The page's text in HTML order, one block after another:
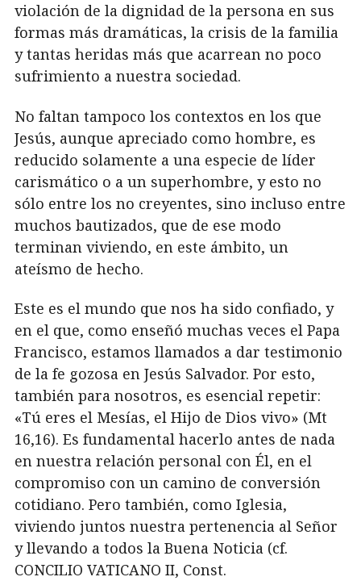
violación de la dignidad de la persona en sus
formas más dramáticas, la crisis de la familia
y tantas heridas más que acarrean no poco
sufrimiento a nuestra sociedad.
No faltan tampoco los contextos en los que
Jesús, aunque apreciado como hombre, es
reducido solamente a una especie de líder
carismático o a un superhombre, y esto no
sólo entre los no creyentes, sino incluso entre
muchos bautizados, que de ese modo
terminan viviendo, en este ámbito, un
ateísmo de hecho.
Este es el mundo que nos ha sido confiado, y
en el que, como enseñó muchas veces el Papa
Francisco, estamos llamados a dar testimonio
de la fe gozosa en Jesús Salvador. Por esto,
también para nosotros, es esencial repetir:
«Tú eres el Mesías, el Hijo de Dios vivo» (Mt
16,16). Es fundamental hacerlo antes de nada
en nuestra relación personal con Él, en el
compromiso con un camino de conversión
cotidiano. Pero también, como Iglesia,
viviendo juntos nuestra pertenencia al Señor
y llevando a todos la Buena Noticia (cf.
CONCILIO VATICANO II, Const.